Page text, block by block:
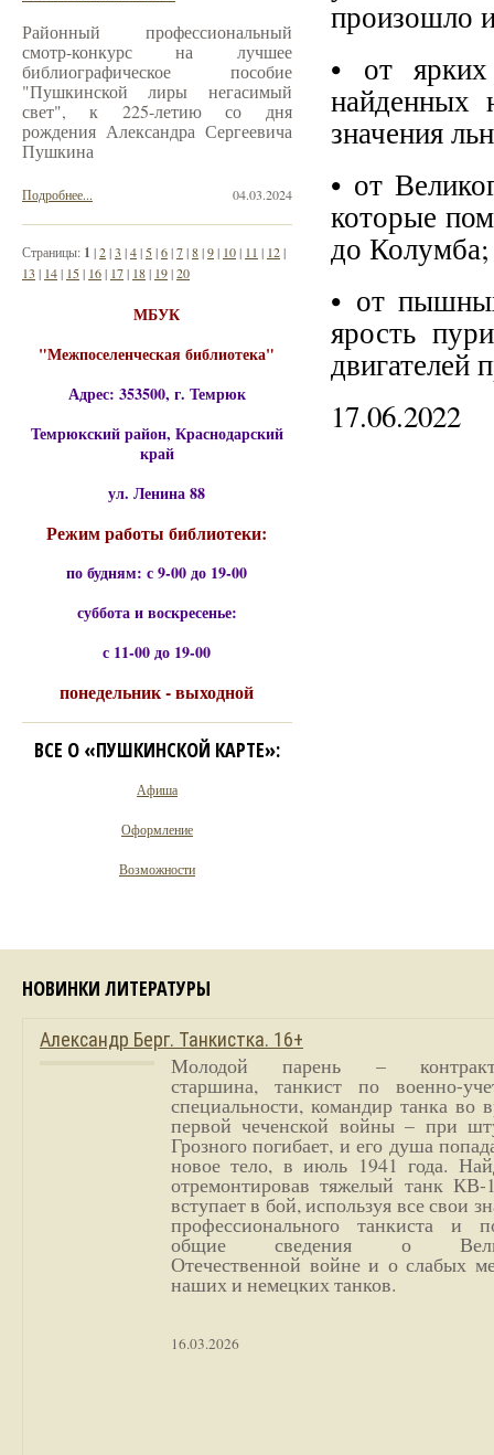
произошло
• от
найденных
значения
• от
которые
до Колумба;
• от
ярость
17.06.2022
Районный профессиональный
смотр-конкурс на лучшее
библиографическое пособие
"Пушкинской лиры негасимый
свет", к 225-летию со дня
рождения Александра Сергеевича
Пушкина
04.03.2024
Подробнее...
Страницы: 1 |2|3 |4| 5|6|7|8|9| 10| 11 | 12|
13 | 14| 15| 16| 17| 18| 19|20
МБУК
"Межпоселенческая библиотека"
Адрес: 353500, г. Темрюк
Темрюкский район, Краснодарский
край
ул. Ленина 88
Режим работы библиотеки:
по будням: с 9-00 до 19-00
суббота и воскресенье:
с 11-00 до 19-00
понедельник - выходной
ВСЕ О «ПУШКИНСКОЙ КАРТЕ»:
Афиша
Оформление
Возможности
НОВИНКИ ЛИТЕРАТУРЫ
Александр Берг. Танкистка. 16+
Молодой парень –
старшина, танкист по военно-
специальности, командир танка во
первой чеченской войны – при
Грозного погибает, и его душа
новое тело, в июль 1941 года.
отремонтировав тяжелый танк
вступает в бой, используя все свои
профессионального танкиста и
общие сведения о
Отечественной войне и о слабых
наших и немецких танков.
16.03.2026